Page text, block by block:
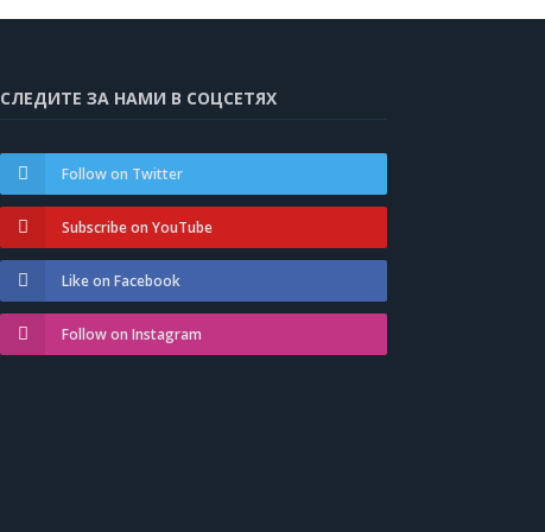
СЛЕДИТЕ ЗА НАМИ В СОЦСЕТЯХ
Follow on Twitter
Subscribe on YouTube
Like on Facebook
Follow on Instagram